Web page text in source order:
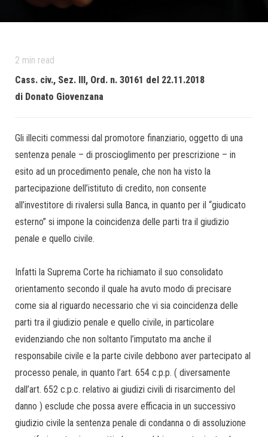
2 min read
Cass. civ., Sez. III, Ord. n. 30161 del 22.11.2018
di Donato Giovenzana
Gli illeciti commessi dal promotore finanziario, oggetto di una
sentenza penale – di proscioglimento per prescrizione – in
esito ad un procedimento penale, che non ha visto la
partecipazione dell’istituto di credito, non consente
all’investitore di rivalersi sulla Banca, in quanto per il “giudicato
esterno” si impone la coincidenza delle parti tra il giudizio
penale e quello civile.
Infatti la Suprema Corte ha richiamato il suo consolidato
orientamento secondo il quale ha avuto modo di precisare
come sia al riguardo necessario che vi sia coincidenza delle
parti tra il giudizio penale e quello civile, in particolare
evidenziando che non soltanto l’imputato ma anche il
responsabile civile e la parte civile debbono aver partecipato al
processo penale, in quanto l’art. 654 c.p.p. ( diversamente
dall’art. 652 c.p.c. relativo ai giudizi civili di risarcimento del
danno ) esclude che possa avere efficacia in un successivo
giudizio civile la sentenza penale di condanna o di assoluzione